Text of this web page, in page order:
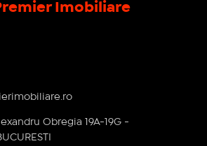
Imobiliare
Obregia 19A-19G -